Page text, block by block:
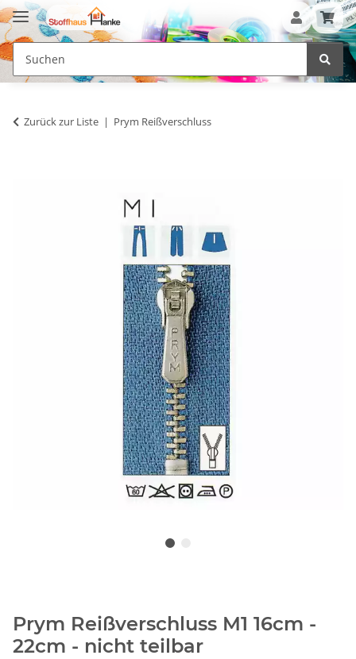
Zurück zur Liste Prym Reißverschluss
Prym Reißverschluss M1 16cm -
22cm - nicht teilbar